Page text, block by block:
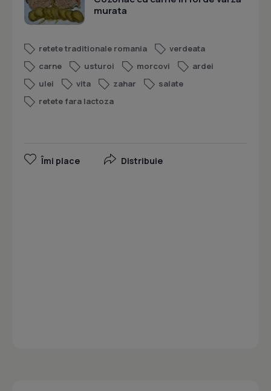
murata
retete traditionale romania
verdeata
carne
usturoi morcovi
ardei
ulei
vita zahar
salate
retete fara lactoza
Îmi place Distribuie